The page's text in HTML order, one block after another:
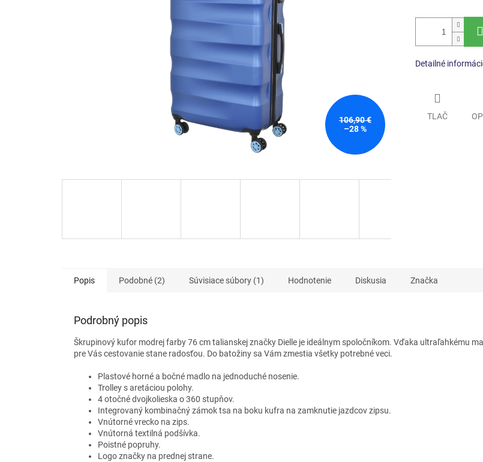
106,90 €
–28 %
Detailné
TLAČ
Popis Podobné (2) Súvisiace súbory (1) Hodnotenie Diskusia Značka
Podrobný popis
Škrupinový kufor modrej farby 76 cm talianskej značky Dielle je ideálnym spoločníkom. Vďaka ultraľahkému
pre Vás cestovanie stane radosťou. Do batožiny sa Vám zmestia všetky potrebné veci.
Plastové horné a bočné madlo na jednoduché nosenie.
Trolley s aretáciou polohy.
4 otočné dvojkolieska o 360 stupňov.
Integrovaný kombinačný zámok tsa na boku kufra na zamknutie jazdcov zipsu.
Vnútorné vrecko na zips.
Vnútorná textilná podšívka.
Poistné popruhy.
Logo značky na prednej strane.